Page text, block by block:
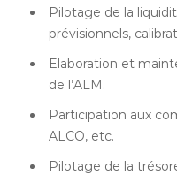
Pilotage de la
prévisionnels,
Elaboration et
de l’ALM.
Participation aux
ALCO, etc.
Pilotage de la